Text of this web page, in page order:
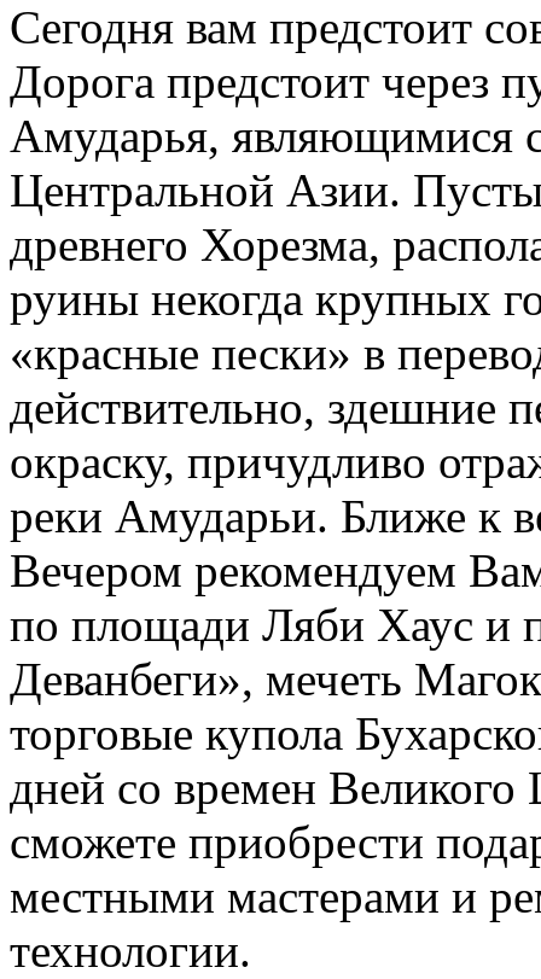
Сегодня вам предстоит
Дорога предстоит через
Амударья, являющимися
Центральной Азии.
древнего Хорезма,
руины некогда крупных
«красные пески» в
действительно, здешние
окраску, причудливо
реки Амударьи. Ближе к
Вечером рекомендуем
по площади Ляби Хаус и
Деванбеги», мечеть
торговые купола
дней со времен
сможете приобрести
местными мастерами и
технологии.